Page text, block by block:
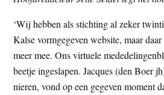
‘Wij hebben als stichting al zeker
Kalse vormgegeven website, maar
meer mee. Ons virtuele
beetje ingeslapen. Jacques (den Boer
nieren, vond op een gegeven moment